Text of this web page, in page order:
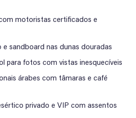
motoristas certificados e
e sandboard nas dunas douradas
para fotos com vistas inesquecíveis
árabes com tâmaras e café
privado e VIP com assentos